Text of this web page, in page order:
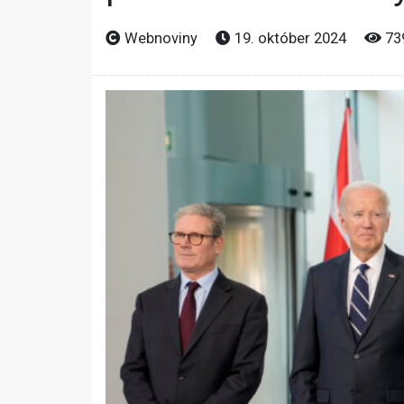
Webnoviny 19. október 2024